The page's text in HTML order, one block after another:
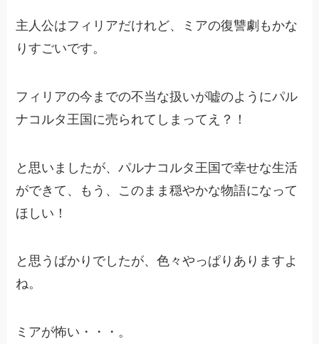
主人公はフィリアだけれど、ミアの復讐劇もかな
りすごいです。
フィリアの今までの不当な扱いが嘘のようにパル
ナコルタ王国に売られてしまってえ？！
と思いましたが、パルナコルタ王国で幸せな生活
ができて、もう、このまま穏やかな物語になって
ほしい！
と思うばかりでしたが、色々やっぱりありますよ
ね。
ミアが怖い・・・。